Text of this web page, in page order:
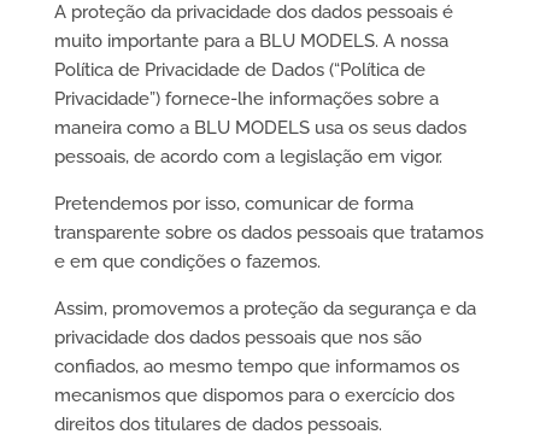
A proteção da privacidade dos dados pessoais é
muito importante para a BLU MODELS. A nossa
Política de Privacidade de Dados (“Política de
Privacidade”) fornece-lhe informações sobre a
maneira como a BLU MODELS usa os seus dados
pessoais, de acordo com a legislação em vigor.
Pretendemos por isso, comunicar de forma
transparente sobre os dados pessoais que tratamos
e em que condições o fazemos.
Assim, promovemos a proteção da segurança e da
privacidade dos dados pessoais que nos são
confiados, ao mesmo tempo que informamos os
mecanismos que dispomos para o exercício dos
direitos dos titulares de dados pessoais.